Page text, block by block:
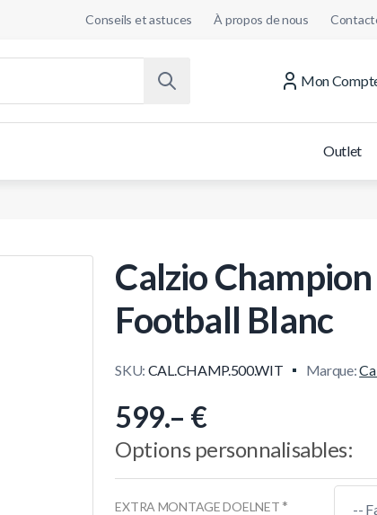
Conseils et astuces À propos de nous
Mon
Outlet
Calzio
Football Blanc
SKU: CAL.CHAMP.500.WIT Marque:
599.– €
Options personnalisables:
EXTRA MONTAGE DOELNET *